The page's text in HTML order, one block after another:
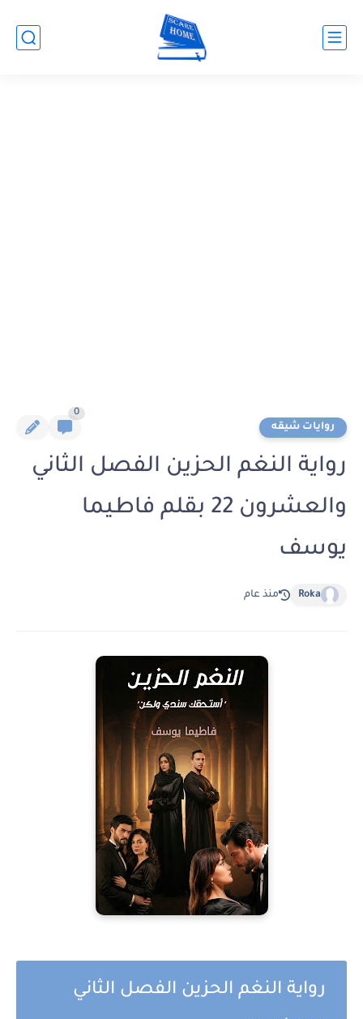
روايات شيقه
0
رواية النغم الحزين الفصل الثاني
والعشرون 22 بقلم فاطيما
يوسف
Roka منذ عام
رواية النغم الحزين الفصل الثاني